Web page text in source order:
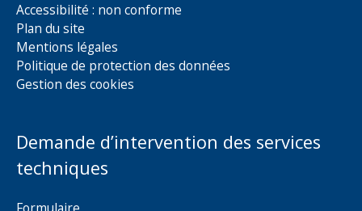
Accessibilité : non conforme
Plan du site
Mentions légales
Politique de protection des données
Gestion des cookies
Demande d’intervention des services
techniques